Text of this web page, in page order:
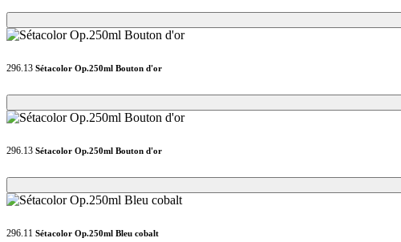
Loading...
Loading...
296.13 Sétacolor Op.250ml Bouton d'or
Loading...
Loading...
296.13 Sétacolor Op.250ml Bouton d'or
Loading...
Loading...
296.11 Sétacolor Op.250ml Bleu cobalt